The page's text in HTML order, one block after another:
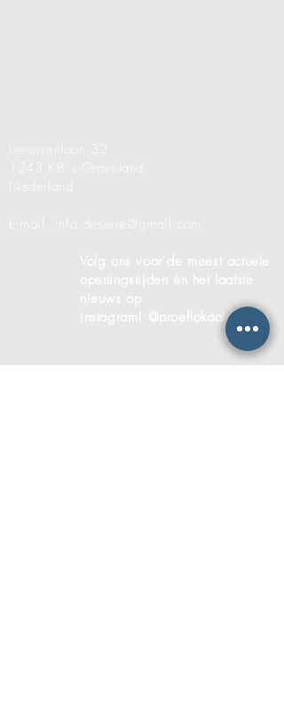
Leeuwenlaan 32
1243 KB
's-Graveland
Nederland
E-mail: info.deserre@gmail.com
Volg ons voor de meest actuele
openingstijden èn het laatste
nieuws op
instagram! @proeflokaaldeserre